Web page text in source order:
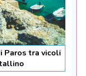
Paros tra vicoli